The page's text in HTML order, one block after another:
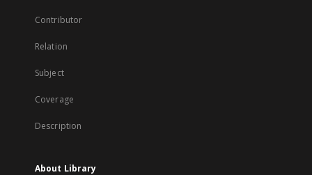
Contributor
Relation
Subject
Coverage
Description
About Library